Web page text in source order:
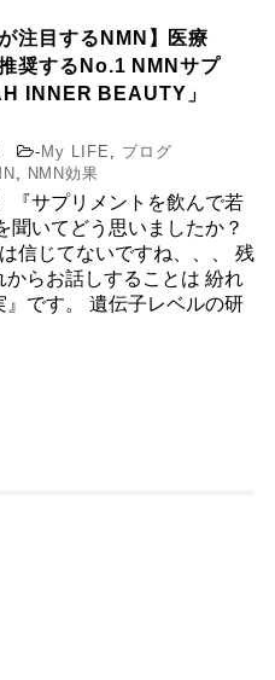
注目するNMN】医療
奨するNo.1 NMNサプ
INNER BEAUTY」
-My LIFE
ブログ
NMN効果
『サプリメントを飲んで若
聞いてどう思いましたか？
信じてないですね、、、 残
からお話しすることは 紛れ
』です。 遺伝子レベルの研